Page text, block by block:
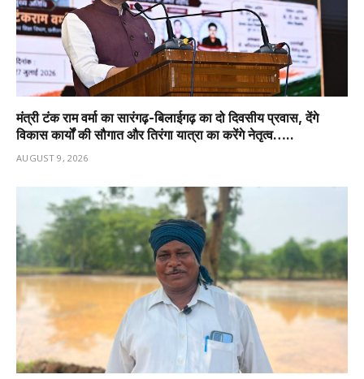
मंत्री टंक राम वर्मा का सारंगढ़-बिलाईगढ़ का दो दिवसीय प्रवास, देंगे
विकास कार्यों की सौगात और तिरंगा यात्रा का करेंगे नेतृत्व…..
AUGUST 9, 2026